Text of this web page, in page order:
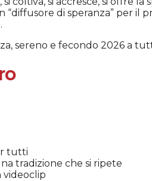
“diffusore di speranza” per il
sereno e fecondo 2026 a
tutti
tradizione che si ripete